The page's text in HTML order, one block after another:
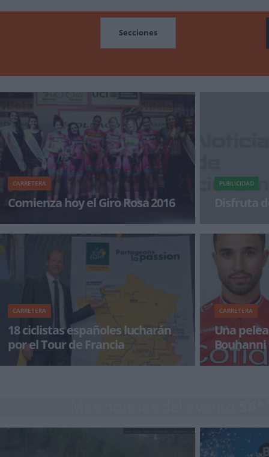
Secciones
CARRETERA
Comienza hoy el Giro Rosa 2016
El Giro Rosa comienza hoy en la localidad de
Gaiarine con una crono de dos kilómetros. Allí
PUBLICIDAD
Disfruta
CARRETERA
18 ciclistas españoles lucharán
por el Tour de Francia
Un total de 18 ciclistas compondrán la
CARRETERA
Una
Francia
El polémico